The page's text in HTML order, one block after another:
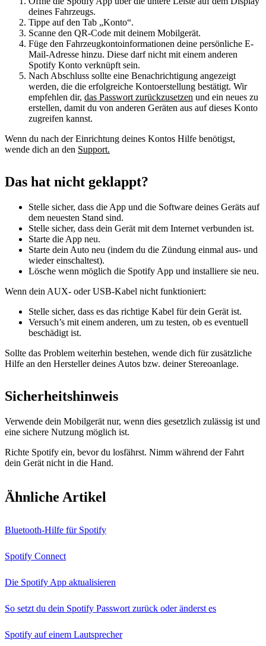
deines Fahrzeugs.
Tippe auf den Tab „Konto“.
Scanne den QR-Code mit deinem Mobilgerät.
Füge den Fahrzeugkontoinformationen deine persönliche E-
Mail-Adresse hinzu. Diese darf nicht mit einem anderen
Spotify Konto verknüpft sein.
Nach Abschluss sollte eine Benachrichtigung angezeigt
werden, die die erfolgreiche Kontoerstellung bestätigt. Wir
empfehlen dir, das Passwort zurückzusetzen und ein neues zu
erstellen, damit du von anderen Geräten aus auf dieses Konto
zugreifen kannst.
Wenn du nach der Einrichtung deines Kontos Hilfe benötigst,
wende dich an den Support.
Das hat nicht geklappt?
Stelle sicher, dass die App und die Software deines Geräts auf
dem neuesten Stand sind.
Stelle sicher, dass dein Gerät mit dem Internet verbunden ist.
Starte die App neu.
Starte dein Auto neu (indem du die Zündung einmal aus- und
wieder einschaltest).
Lösche wenn möglich die Spotify App und installiere sie neu.
Wenn dein AUX- oder USB-Kabel nicht funktioniert:
Stelle sicher, dass es das richtige Kabel für dein Gerät ist.
Versuch’s mit einem anderen, um zu testen, ob es eventuell
beschädigt ist.
Sollte das Problem weiterhin bestehen, wende dich für zusätzliche
Hilfe an den Hersteller deines Autos bzw. deiner Stereoanlage.
Sicherheitshinweis
Verwende dein Mobilgerät nur, wenn dies gesetzlich zulässig ist und
eine sichere Nutzung möglich ist.
Richte Spotify ein, bevor du losfährst. Nimm während der Fahrt
dein Gerät nicht in die Hand.
Ähnliche Artikel
Bluetooth-Hilfe für Spotify
Spotify Connect
Die Spotify App aktualisieren
So setzt du dein Spotify Passwort zurück oder änderst es
Spotify auf einem Lautsprecher